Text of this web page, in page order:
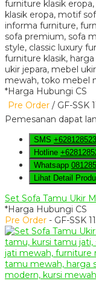
*Harga Hubungi CS
Pre Order / GF-SSK
Pemesanan dapat
SMS
Hotline
Whatsapp
Lihat Detail
Set Sofa Tamu Ukir
*Harga Hubungi CS
Pre Order - GF-SSK